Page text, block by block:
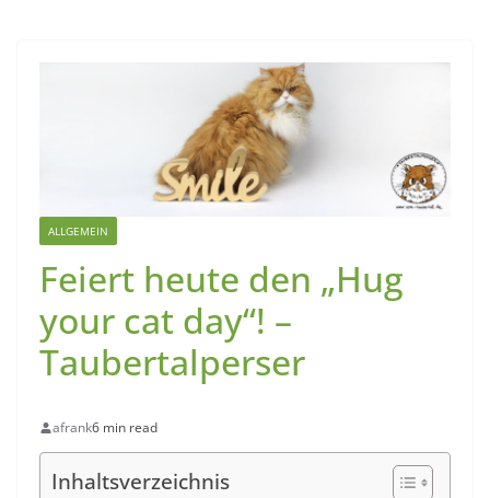
ALLGEMEIN
Feiert heute den „Hug
your cat day“! –
Taubertalperser
afrank6 min read
Inhaltsverzeichnis